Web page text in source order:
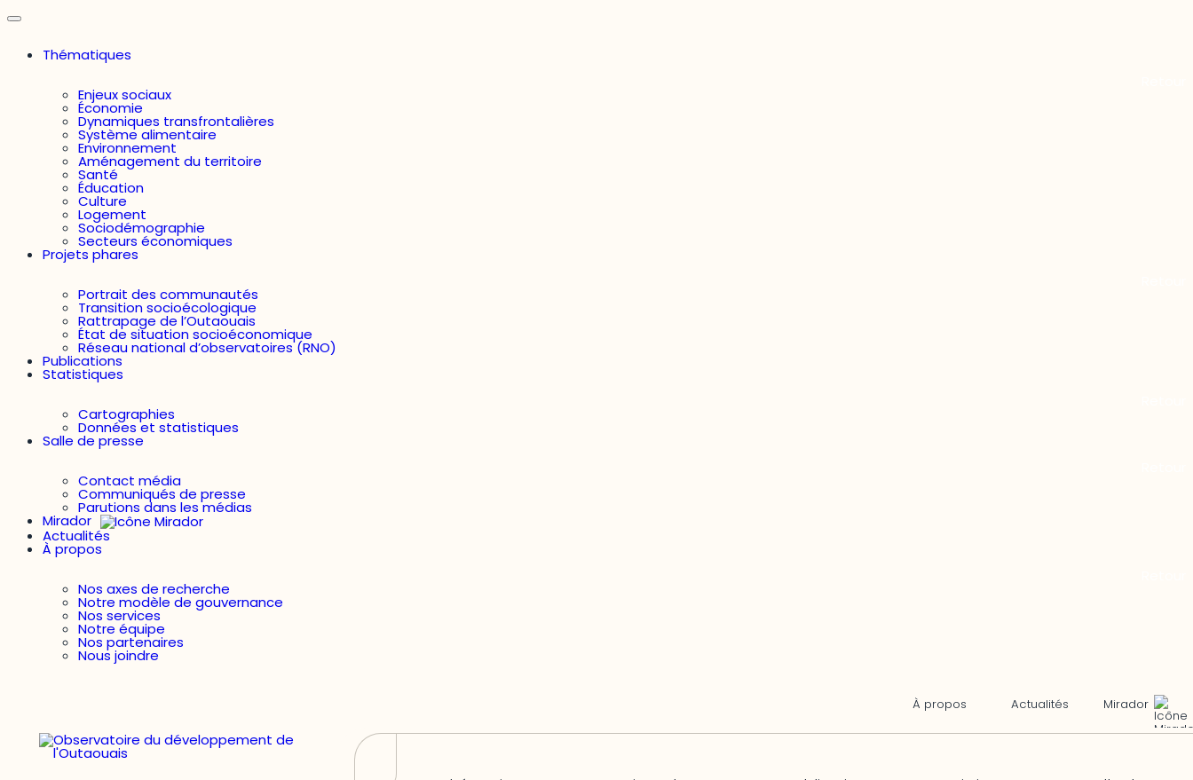
Thématiques
Enjeux sociaux
Économie
Dynamiques transfrontalières
Système alimentaire
Environnement
Aménagement du territoire
Santé
Éducation
Culture
Logement
Sociodémographie
Secteurs économiques
Projets phares
Portrait des communautés
Transition socioécologique
Rattrapage de l’Outaouais
État de situation socioéconomique
Réseau national d’observatoires (RNO)
Publications
Statistiques
Cartographies
Données et statistiques
Salle de presse
Contact média
Communiqués de presse
Parutions dans les médias
Mirador
Actualités
À propos
Nos axes de recherche
Notre modèle de gouvernance
Nos services
Notre équipe
Nos partenaires
Nous joindre
À propos Actualités Mirador